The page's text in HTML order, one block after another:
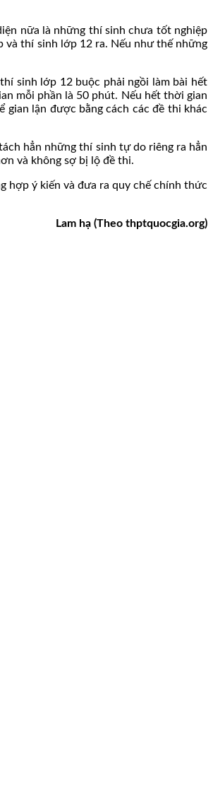
nữa là những thí sinh chưa tốt nghiệp
và thí sinh lớp 12 ra. Nếu như thế những
sinh lớp 12 buộc phải ngồi làm bài hết
mỗi phần là 50 phút. Nếu hết thời gian
lận được bằng cách các đề thi khác
hẳn những thí sinh tự do riêng ra hẳn
và không sợ bị lộ đề thi.
hợp ý kiến và đưa ra quy chế chính thức
Lam hạ (Theo thptquocgia.org)